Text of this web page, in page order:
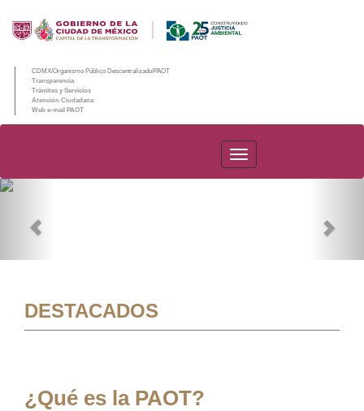
CDMX/Organismo Público Descentralizado/PAOT
Transparencia
Trámites y Servicios
Atención Ciudadana
Web e-mail PAOT
PAOT
DESTACADOS
¿Qué es la PAOT?